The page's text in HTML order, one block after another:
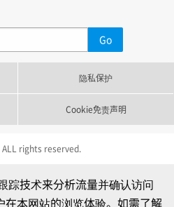
隐私保护
Cookie免责声明
ALL rights reserved.
踪技术来分析流量并确认访问
本网站的浏览体验。如需了解